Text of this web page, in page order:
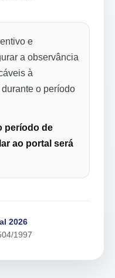
e
a observância
à
o período
período de
ao portal será
2026
1997